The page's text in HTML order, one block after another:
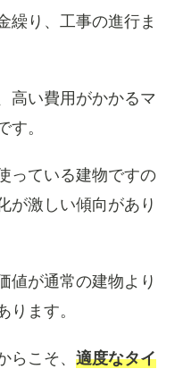
繰り、工事の進行ま
高い費用がかかるマ
。
っている建物ですの
が激しい傾向があり
値が通常の建物より
ます。
こそ、 適度なタイ